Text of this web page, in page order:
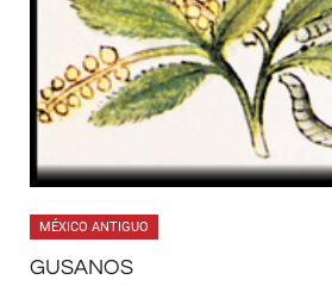
MÉXICO ANTIGUO
GUSANOS